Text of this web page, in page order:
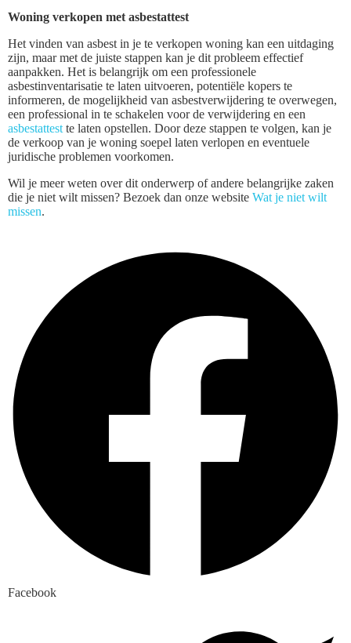
Woning verkopen met asbestattest
Het vinden van asbest in je te verkopen woning kan een uitdaging
zijn, maar met de juiste stappen kan je dit probleem effectief
aanpakken. Het is belangrijk om een professionele
asbestinventarisatie te laten uitvoeren, potentiële kopers te
informeren, de mogelijkheid van asbestverwijdering te overwegen,
een professional in te schakelen voor de verwijdering en een
asbestattestte laten opstellen. Door deze stappen te volgen, kan je
de verkoop van je woning soepel laten verlopen en eventuele
juridische problemen voorkomen.
Wil je meer weten over dit onderwerp of andere belangrijke zaken
die je niet wilt missen? Bezoek dan onze website Wat je niet wilt
missen.
Facebook